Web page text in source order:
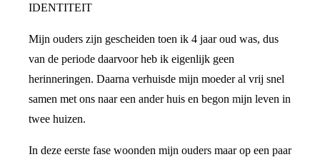
IDENTITEIT
Mijn ouders zijn gescheiden toen ik 4 jaar oud was, dus
van de periode daarvoor heb ik eigenlijk geen
herinneringen. Daarna verhuisde mijn moeder al vrij snel
samen met ons naar een ander huis en begon mijn leven in
twee huizen.
In deze eerste fase woonden mijn ouders maar op een paar